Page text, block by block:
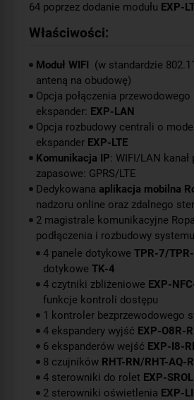
64 poprzez dodanie modułu EXP-
Właściwości:
Moduł WIFI
(w standardzie
anteną na obudowę)
Opcja połączenia
ekspander: EXP-LAN
Opcja rozbudowy centrali o
ekspander EXP-LTE
Komunikacja IP: WIFI/LAN kanał
zapasowe: GPRS/LTE
Dedykowana aplikacja mobilna
nadzoru online oraz zdalnego
2 magistrale komunikacyjne
podłączenia i rozbudowy
4 panele dotykowe TPR-7/
dotykowe TK-4
4 czytniki zbliżeniowe EXP-
funkcje kontroli dostępu
1 kontroler bezprzewodowego
4 ekspandery wyjść EXP-O8R-
6 ekspanderów wejść EXP-I8-
8 czujników RHT-RN/RHT-AQ-
4 sterowniki do rolet EXP-
2 sterowniki oświetlenia EXP-